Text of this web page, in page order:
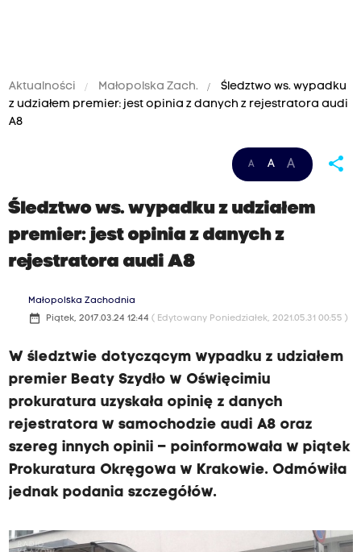
Aktualności Małopolska Zach.
Śledztwo ws. wypadku
z udziałem premier: jest opinia z danych z rejestratora audi
A8
A A A share
Śledztwo ws. wypadku z udziałem
premier: jest opinia z danych z
rejestratora audi A8
Małopolska Zachodnia
date_range Piątek, 2017.03.24 12:44 ( Edytowany Poniedziałek, 2021.05.31 00:55 )
W śledztwie dotyczącym wypadku z udziałem
premier Beaty Szydło w Oświęcimiu
prokuratura uzyskała opinię z danych
rejestratora w samochodzie audi A8 oraz
szereg innych opinii – poinformowała w piątek
Prokuratura Okręgowa w Krakowie. Odmówiła
jednak podania szczegółów.